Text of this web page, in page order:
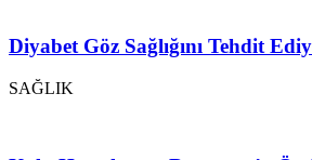
Diyabet Göz Sağlığını Tehdit
SAĞLIK